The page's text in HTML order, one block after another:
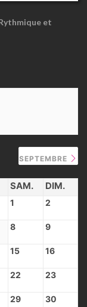
et
SEPTEMBRE
SAM. DIM.
1 2
8 9
15 16
22 23
29 30